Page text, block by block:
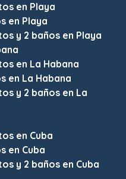
en Playa
en Playa
y 2 baños en Playa
en La Habana
en La Habana
y 2 baños en La
en Cuba
en Cuba
y 2 baños en Cuba